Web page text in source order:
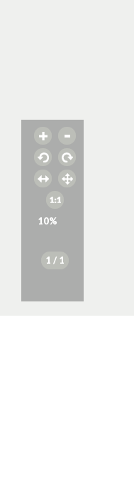
10%
1 / 1